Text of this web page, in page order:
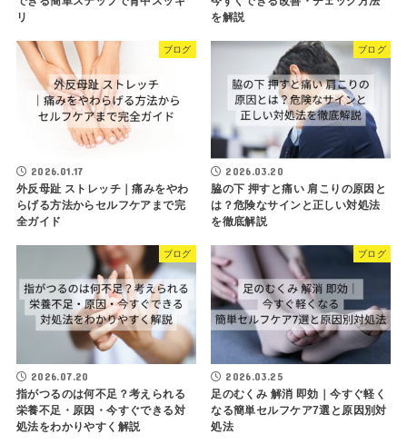
リ
を解説
ブログ
2026.01.17
外反母趾 ストレッチ｜痛みをやわ
らげる方法からセルフケアまで完
全ガイド
ブログ
2026.03.20
脇の下 押すと痛い 肩こりの原因と
は？危険なサインと正しい対処法
を徹底解説
ブログ
2026.07.20
指がつるのは何不足？考えられる
栄養不足・原因・今すぐできる対
処法をわかりやすく解説
ブログ
2026.03.25
足のむくみ 解消 即効｜今すぐ軽く
なる簡単セルフケア7選と原因別対
処法